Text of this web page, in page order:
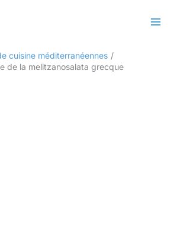
cuisine méditerranéennes
de la melitzanosalata grecque